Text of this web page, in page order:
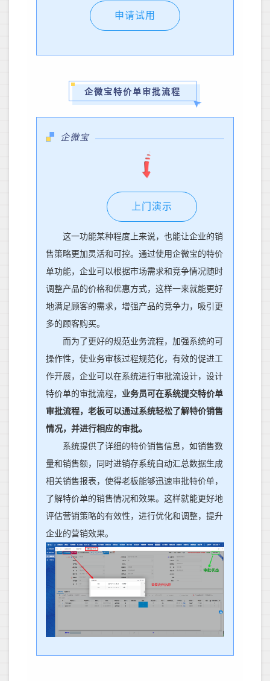
申请试用
企微宝特价单审批流程
企微宝
上门演示
这一功能某种程度上来说，也能让企业的销
售策略更加灵活和可控。通过使用企微宝的特价
单功能，企业可以根据市场需求和竞争情况随时
调整产品的价格和优惠方式， 这样一来就能更好
地满足顾客的需求，增强产品的竞争力，吸引更
多的顾客购买。
而为了更好的规范业务流程，加强系统的可
操作性，使业务审核过程规范化，有效的促进工
作开展，企业可以在系统进行审批流设计，设计
特价单的审批流程， 业务员可在系统提交特价单
审批流程，老板可以通过系统轻松了解特价销售
情况，并进行相应的审批。
系统提供了详细的特价销售信息，如销售数
量和销售额，
同时进销存系统自动汇总数据生成
相关销售报表， 使得老板能够迅速审批特价单，
了解特价单的销售情况和效果。这样就能更好地
评估营销策略的有效性，进行优化和调整，提升
企业的营销效果。